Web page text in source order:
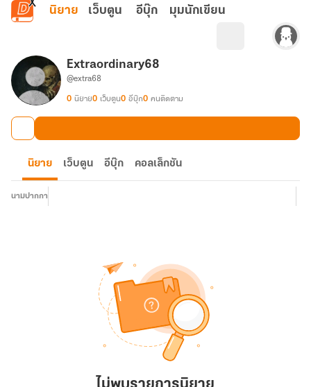
ข้ามไปยังเนื้อหาหลัก
นิยาย เว็บตูน อีบุ๊ก มุมนักเขียน
Extraordinary68
@extra68
0 นิยาย0 เว็บตูน0 อีบุ๊ก0 คนติดตาม
นิยาย เว็บตูน อีบุ๊ก คอลเล็กชัน
นามปากกา